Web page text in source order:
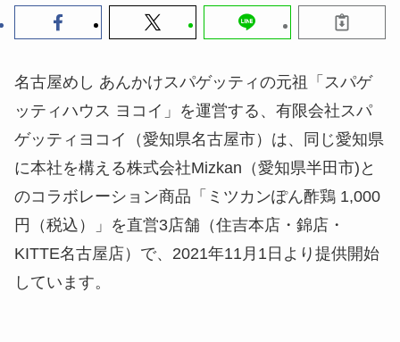
名古屋めし あんかけスパゲッティの元祖「スパゲ
ッティハウス ヨコイ」を運営する、有限会社スパ
ゲッティヨコイ（愛知県名古屋市）は、同じ愛知県
に本社を構える株式会社Mizkan（愛知県半田市)と
のコラボレーション商品「ミツカンぽん酢鶏 1,000
円（税込）」を直営3店舗（住吉本店・錦店・
KITTE名古屋店）で、2021年11月1日より提供開始
しています。